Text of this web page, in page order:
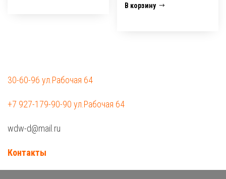
В корзину
30-60-96 ул.Рабочая 64
+7 927-179-90-90 ул.Рабочая 64
wdw-d@mail.ru
Контакты